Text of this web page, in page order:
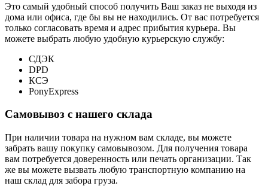
Это самый удобный способ получить Ваш заказ не выходя из
дома или офиса, где бы вы не находились. От вас потребуется
только согласовать время и адрес прибытия курьера. Вы
можете выбрать любую удобную курьерскую службу:
СДЭК
DPD
КСЭ
PonyExpress
Самовывоз с нашего склада
При наличии товара на нужном вам складе, вы можете
забрать вашу покупку самовывозом. Для получения товара
вам потребуется доверенность или печать организации. Так
же вы можете вызвать любую транспортную компанию на
наш склад для забора груза.